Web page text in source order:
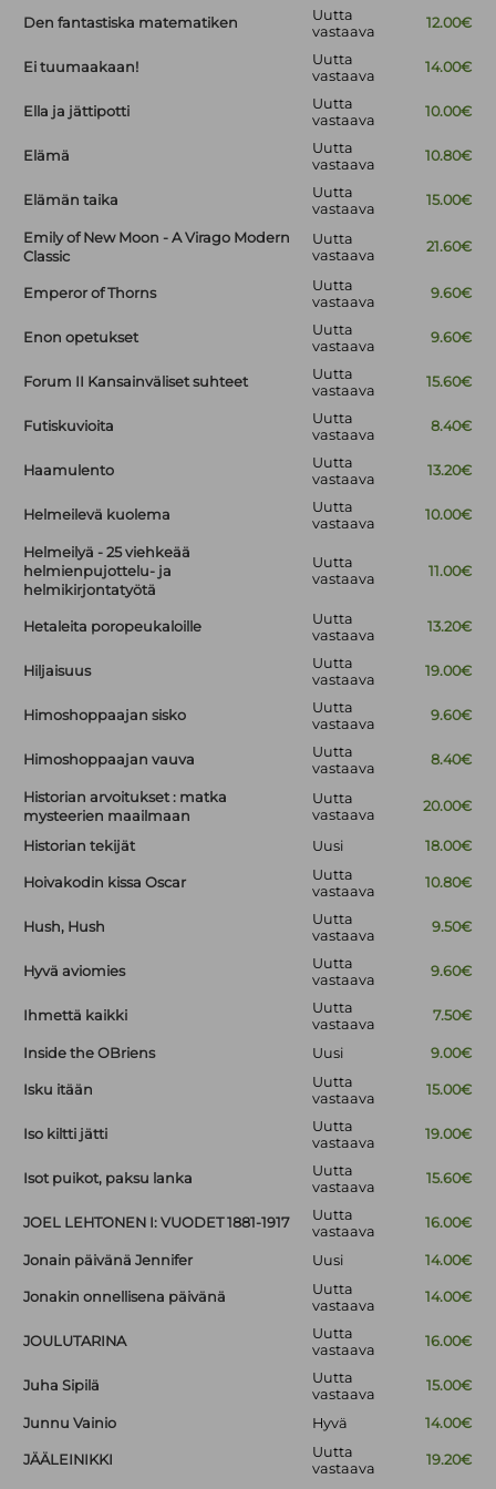
Den fantastiska matematiken
Uutta
vastaava
12.00€
Ei tuumaakaan!
Uutta
vastaava
14.00€
Ella ja jättipotti
Uutta
vastaava
10.00€
Elämä
Uutta
vastaava
10.80€
Elämän taika
Uutta
vastaava
15.00€
Emily of New Moon - A Virago Modern
Classic
Uutta
vastaava
21.60€
Emperor of Thorns
Uutta
vastaava
9.60€
Enon opetukset
Uutta
vastaava
9.60€
Forum II Kansainväliset suhteet
Uutta
vastaava
15.60€
Futiskuvioita
Uutta
vastaava
8.40€
Haamulento
Uutta
vastaava
13.20€
Helmeilevä kuolema
Uutta
vastaava
10.00€
Helmeilyä - 25 viehkeää
helmienpujottelu- ja
helmikirjontatyötä
Uutta
vastaava
11.00€
Hetaleita poropeukaloille
Uutta
vastaava
13.20€
Hiljaisuus
Uutta
vastaava
19.00€
Himoshoppaajan sisko
Uutta
vastaava
9.60€
Himoshoppaajan vauva
Uutta
vastaava
8.40€
Historian arvoitukset : matka
mysteerien maailmaan
Uutta
vastaava
20.00€
Historian tekijät Uusi 18.00€
Hoivakodin kissa Oscar
Uutta
vastaava
10.80€
Hush, Hush
Uutta
vastaava
9.50€
Hyvä aviomies
Uutta
vastaava
9.60€
Ihmettä kaikki
Uutta
vastaava
7.50€
Inside the OBriens Uusi 9.00€
Isku itään
Uutta
vastaava
15.00€
Iso kiltti jätti
Uutta
vastaava
19.00€
Isot puikot, paksu lanka
Uutta
vastaava
15.60€
JOEL LEHTONEN I: VUODET 1881-1917
Uutta
vastaava
16.00€
Jonain päivänä Jennifer Uusi 14.00€
Jonakin onnellisena päivänä
Uutta
vastaava
14.00€
JOULUTARINA
Uutta
vastaava
16.00€
Juha Sipilä
Uutta
vastaava
15.00€
Junnu Vainio Hyvä 14.00€
JÄÄLEINIKKI
Uutta
vastaava
19.20€